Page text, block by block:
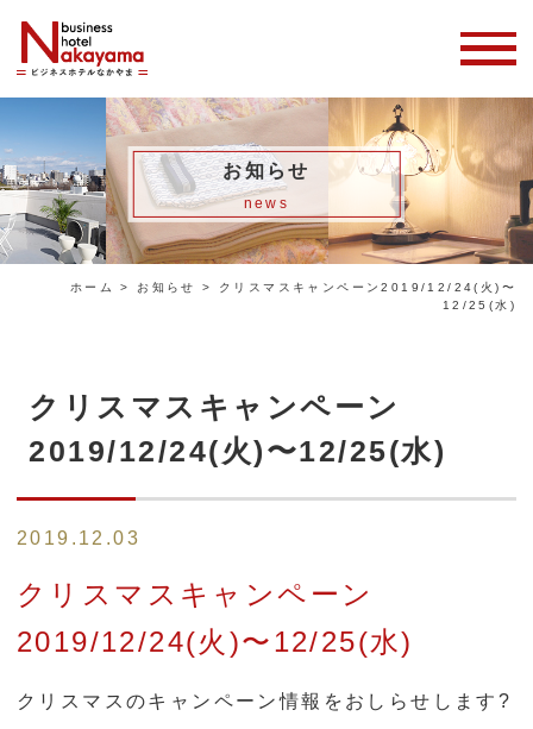
ホーム home
客室・館内紹介 facilities
ご予約・お問い合わせ
reservation /
contact
お知らせ
news
ホーム > お知らせ > クリスマスキャンペーン2019/12/24(火)〜
12/25(水)
クリスマスキャンペーン
2019/12/24(火)〜12/25(水)
2019.12.03
クリスマスキャンペーン
2019/12/24(火)〜12/25(水)
クリスマスのキャンペーン情報をおしらせします?